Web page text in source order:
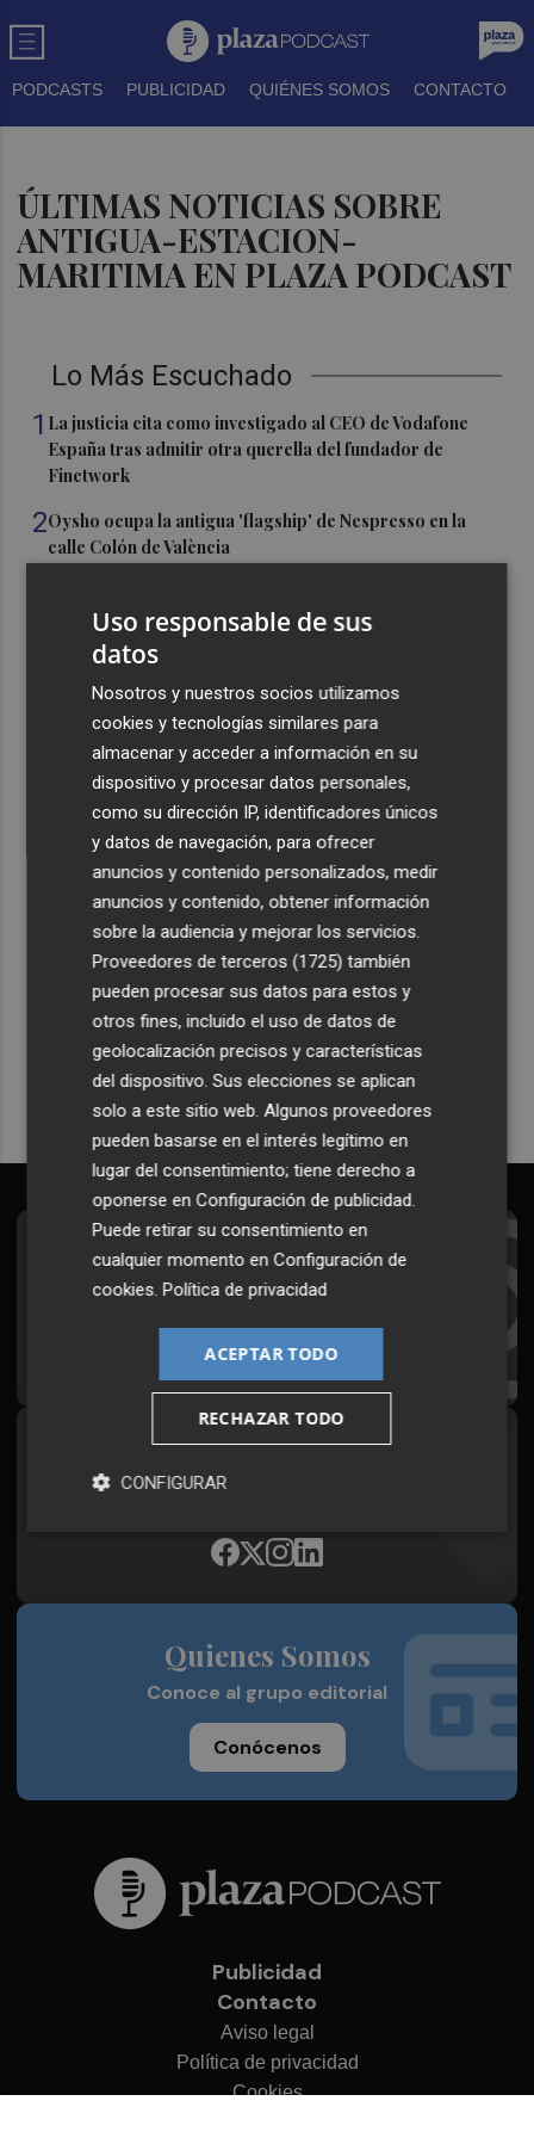
PODCASTS PUBLICIDAD QUIÉNES SOMOS CONTACTO
ÚLTIMAS NOTICIAS SOBRE
ANTIGUA-ESTACION-
MARITIMA EN PLAZA PODCAST
Lo Más Escuchado
1 La justicia cita como investigado al CEO de Vodafone
España tras admitir otra querella del fundador de
Finetwork
2Oysho ocupa la antigua 'flagship' de Nespresso en la
calle Colón de València
la atención al nacimiento
El proyecto 'Gramola' evalúa estrategias sostenibles
para reducir las alteraciones internas de la granada
mollar de Elche
El talento murciano conquista Cimeria: Dagnino ilustra
'Aguas peligrosas' de Conan el Bárbaro
Recibe toda la actualidad de
Plaza Podcast en tu correo
Quiero suscribirme
Suscríbete al Boletín
Todos los días a primera hora en tu email
¡Quiero suscribirme!
Síguenos en redes
Plaza Podcast, desde cualquier medio
Quienes Somos
Conoce al grupo editorial
Conócenos
Publicidad
Contacto
Aviso legal
Política de privacidad
Cookies
Uso responsable de sus
datos
Nosotros y nuestros socios utilizamos
cookies y tecnologías similares para
almacenar y acceder a información en su
dispositivo y procesar datos personales,
como su dirección IP, identificadores únicos
y datos de navegación, para ofrecer
anuncios y contenido personalizados, medir
anuncios y contenido, obtener información
sobre la audiencia y mejorar los servicios.
Proveedores de terceros (1725) también
pueden procesar sus datos para estos y
otros fines, incluido el uso de datos de
geolocalización precisos y características
del dispositivo. Sus elecciones se aplican
solo a este sitio web. Algunos proveedores
pueden basarse en el interés legítimo en
lugar del consentimiento; tiene derecho a
oponerse enConfiguración de publicidad.
Puede retirar su consentimiento en
cualquier momento enConfiguración de
cookies.Política de privacidad
ACEPTAR TODO
RECHAZAR TODO
CONFIGURAR